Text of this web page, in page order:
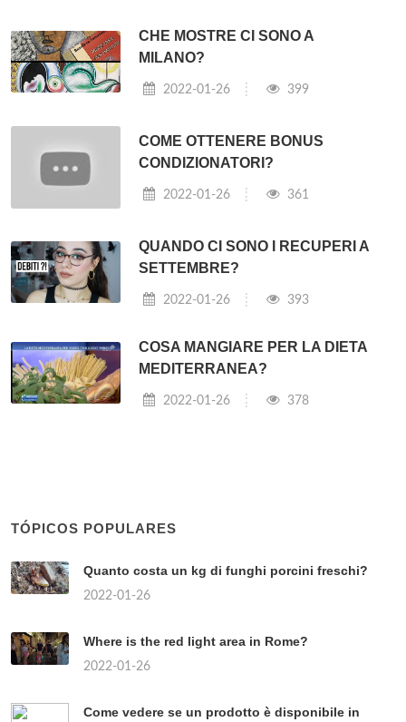
CHE MOSTRE CI SONO A
MILANO?
2022-01-26 399
COME OTTENERE BONUS
CONDIZIONATORI?
2022-01-26 361
QUANDO CI SONO I RECUPERI A
SETTEMBRE?
2022-01-26 393
COSA MANGIARE PER LA DIETA
MEDITERRANEA?
2022-01-26 378
TÓPICOS POPULARES
Quanto costa un kg di funghi porcini freschi?
2022-01-26
Where is the red light area in Rome?
2022-01-26
Come vedere se un prodotto è disponibile in